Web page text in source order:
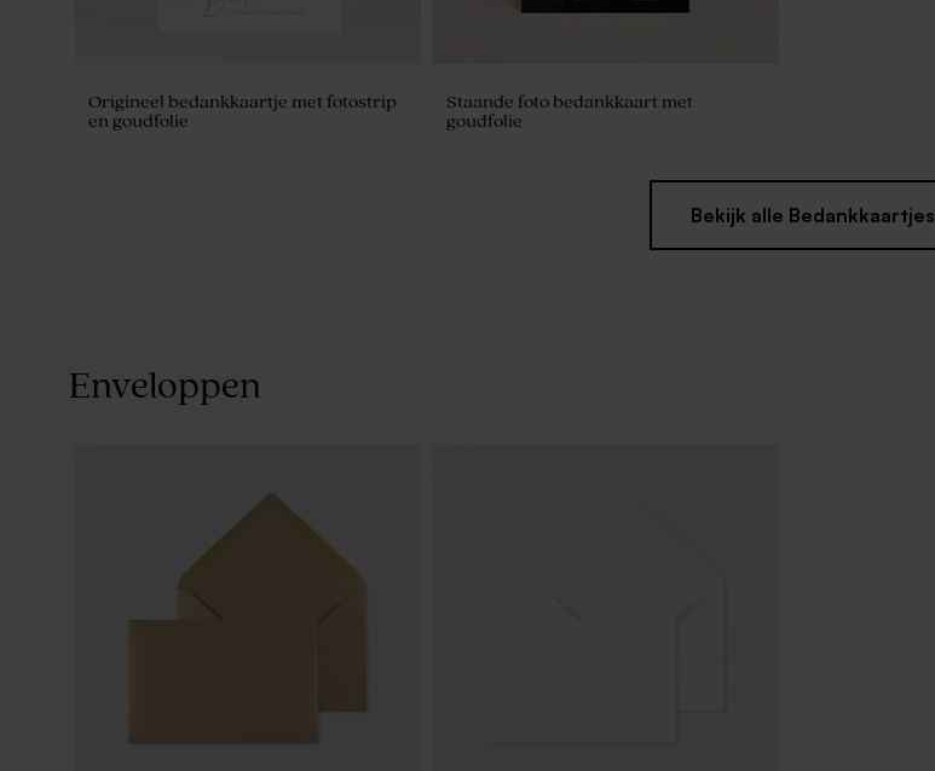
Origineel bedankkaartje met fotostrip
en goudfolie
Staande foto bedankkaart met
goudfolie
Bekijk alle Bedankkaartjes
Enveloppen